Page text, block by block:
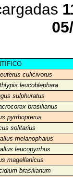
culicivorus
leucoblephara
sulphuratus
brasilianus
pyrrhopterus
solitarius
melanophaius
leucopyrrhus
magellanicus
brasilianum